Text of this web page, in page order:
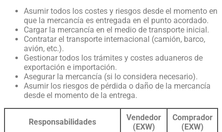
Asumir todos los costes y riesgos desde el momento en
que la mercancía es entregada en el punto acordado.
Cargar la mercancía en el medio de transporte inicial.
Contratar el transporte internacional (camión, barco,
avión, etc.).
Gestionar todos los trámites y costes aduaneros de
exportación e importación.
Asegurar la mercancía (si lo considera necesario).
Asumir los riesgos de pérdida o daño de la mercancía
desde el momento de la entrega.
Responsabilidades
Vendedor
(EXW)
Comprador
(EXW)